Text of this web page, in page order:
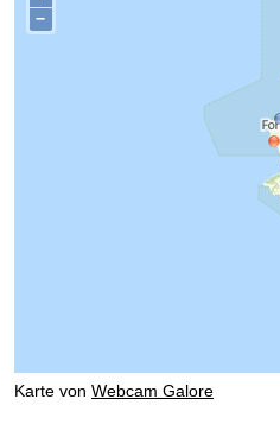
Karte von Webcam Galore